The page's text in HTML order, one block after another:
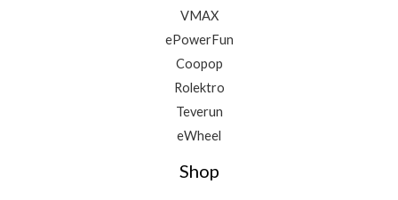
VMAX
ePowerFun
Coopop
Rolektro
Teverun
eWheel
Shop